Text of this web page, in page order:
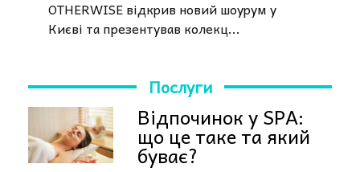
OTHERWISE відкрив новий шоурум у
Києві та презентував колекц...
Послуги
Відпочинок у SPA:
що це таке та який
буває?